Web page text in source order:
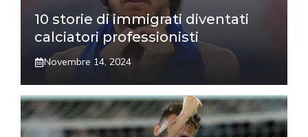
10 storie di immigrati diventati
calciatori professionisti
Novembre 14, 2024